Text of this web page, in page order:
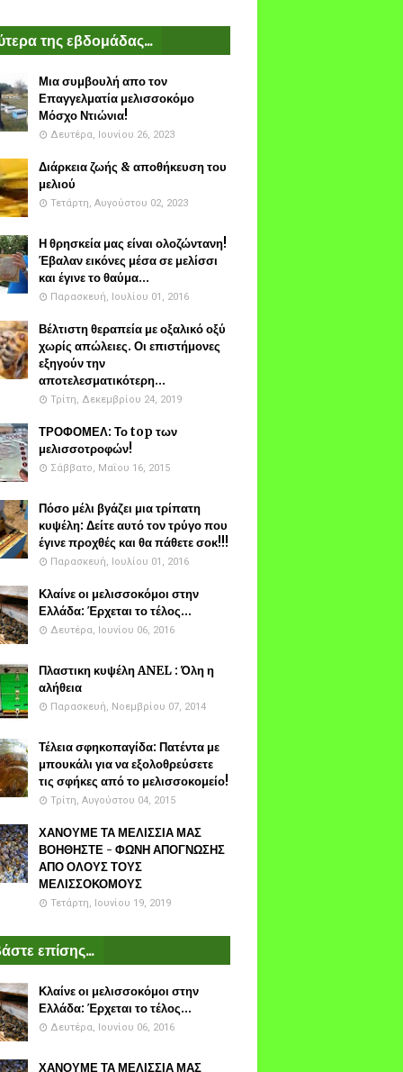
της εβδομάδας...
Μια συμβουλή απο τον
Επαγγελματία μελισσοκόμο
Μόσχο Ντιώνια!
Δευτέρα, Ιουνίου 26, 2023
Διάρκεια ζωής & αποθήκευση του
μελιού
Τετάρτη, Αυγούστου 02, 2023
Η θρησκεία μας είναι ολοζώντανη!
Έβαλαν εικόνες μέσα σε μελίσσι
και έγινε το θαύμα...
Παρασκευή, Ιουλίου 01, 2016
Βέλτιστη θεραπεία με οξαλικό οξύ
χωρίς απώλειες. Οι επιστήμονες
εξηγούν την
αποτελεσματικότερη...
Τρίτη, Δεκεμβρίου 24, 2019
ΤΡΟΦΟΜΕΛ: Το top των
μελισσοτροφών!
Σάββατο, Μαΐου 16, 2015
Πόσο μέλι βγάζει μια τρίπατη
κυψέλη: Δείτε αυτό τον τρύγο που
έγινε προχθές και θα πάθετε σοκ!!!
Παρασκευή, Ιουλίου 01, 2016
Κλαίνε οι μελισσοκόμοι στην
Ελλάδα: Έρχεται το τέλος...
Δευτέρα, Ιουνίου 06, 2016
Πλαστικη κυψέλη ANEL : Όλη η
αλήθεια
Παρασκευή, Νοεμβρίου 07, 2014
Τέλεια σφηκοπαγίδα: Πατέντα με
μπουκάλι για να εξολοθρεύσετε
τις σφήκες από το μελισσοκομείο!
Τρίτη, Αυγούστου 04, 2015
ΧΑΝΟΥΜΕ ΤΑ ΜΕΛΙΣΣΙΑ ΜΑΣ
ΒΟΗΘΗΣΤΕ - ΦΩΝΗ ΑΠΟΓΝΩΣΗΣ
ΑΠΟ ΟΛΟΥΣ ΤΟΥΣ
ΜΕΛΙΣΣΟΚΟΜΟΥΣ
Τετάρτη, Ιουνίου 19, 2019
επίσης...
Κλαίνε οι μελισσοκόμοι στην
Ελλάδα: Έρχεται το τέλος...
Δευτέρα, Ιουνίου 06, 2016
ΧΑΝΟΥΜΕ ΤΑ ΜΕΛΙΣΣΙΑ ΜΑΣ